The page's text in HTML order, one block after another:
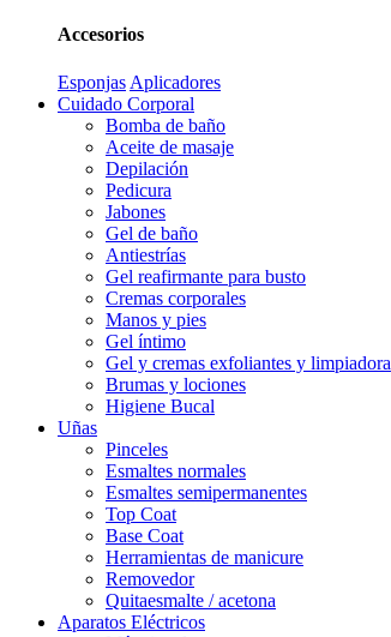
Accesorios
Esponjas Aplicadores
Cuidado Corporal
Bomba de baño
Aceite de masaje
Depilación
Pedicura
Jabones
Gel de baño
Antiestrías
Gel reafirmante para busto
Cremas corporales
Manos y pies
Gel íntimo
Gel y cremas exfoliantes y limpiadora
Brumas y lociones
Higiene Bucal
Uñas
Pinceles
Esmaltes normales
Esmaltes semipermanentes
Top Coat
Base Coat
Herramientas de manicure
Removedor
Quitaesmalte / acetona
Aparatos Eléctricos